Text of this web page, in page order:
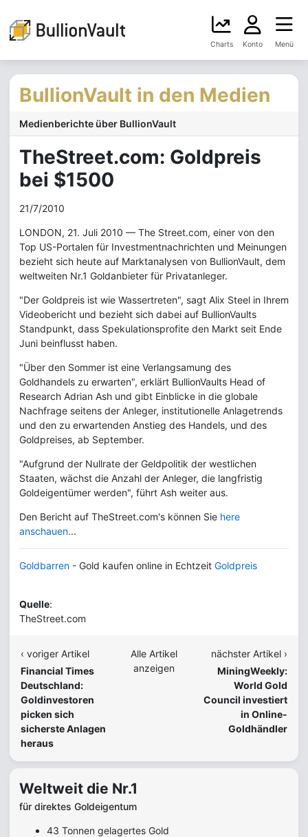
Charts Konto Menü
BullionVault in den Medien
Medienberichte über BullionVault
TheStreet.com: Goldpreis
bei $1500
21/7/2010
LONDON, 21. Juli 2010 — The Street.com, einer von den
Top US-Portalen für Investmentnachrichten und Meinungen
bezieht sich heute auf Marktanalysen von BullionVault, dem
weltweiten Nr.1 Goldanbieter für Privatanleger.
"Der Goldpreis ist wie Wassertreten", sagt Alix Steel in Ihrem
Videobericht und bezieht sich dabei auf BullionVaults
Standpunkt, dass Spekulationsprofite den Markt seit Ende
Juni beinflusst haben.
"Über den Sommer ist eine Verlangsamung des
Goldhandels zu erwarten", erklärt BullionVaults Head of
Research Adrian Ash und gibt Einblicke in die globale
Nachfrage seitens der Anleger, institutionelle Anlagetrends
und den zu erwartenden Anstieg des Handels, und des
Goldpreises, ab September.
"Aufgrund der Nullrate der Geldpolitik der westlichen
Staaten, wächst die Anzahl der Anleger, die langfristig
Goldeigentümer werden", führt Ash weiter aus.
Den Bericht auf TheStreet.com's können Sie here
anschauen...
Goldbarren - Gold kaufen online in Echtzeit Goldpreis
Quelle:
TheStreet.com
‹ voriger Artikel
Financial Times
Deutschland:
Goldinvestoren
picken sich
sicherste Anlagen
heraus
Alle Artikel
anzeigen
nächster Artikel ›
MiningWeekly:
World Gold
Council investiert
in Online-
Goldhändler
Weltweit die Nr.1
für direktes Goldeigentum
43 Tonnen gelagertes Gold